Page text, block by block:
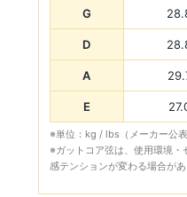
G
D
A
E
※単位：kg / lbs（メーカー公表
※ガットコア弦は、使用環境・
感テンションが変わる場合があ